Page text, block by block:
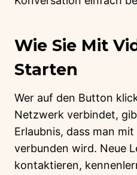
Wie Sie Mit
Starten
Wer auf den Button
Netzwerk verbindet,
Erlaubnis, dass man
verbunden wird. Neue
kontaktieren,